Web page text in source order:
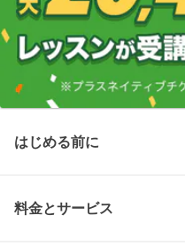
はじめる前に
料金とサービス